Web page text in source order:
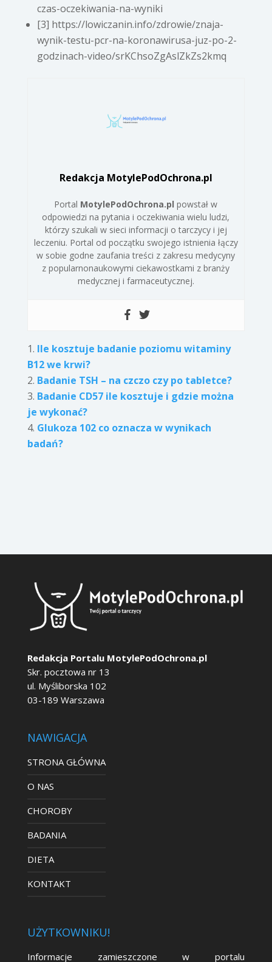
czas-oczekiwania-na-wyniki
[3] https://lowiczanin.info/zdrowie/znaja-
wynik-testu-pcr-na-koronawirusa-juz-po-2-
godzinach-video/srKChsoZgAslZkZs2kmq
Redakcja MotylePodOchrona.pl
Portal MotylePodOchrona.pl powstał w
odpowiedzi na pytania i oczekiwania wielu ludzi,
którzy szukali w sieci informacji o tarczycy i jej
leczeniu. Portal od początku swojego istnienia łączy
w sobie godne zaufania treści z zakresu medycyny
z popularnonaukowymi ciekawostkami z branży
medycznej i farmaceutycznej.
Ile kosztuje badanie poziomu witaminy
B12 we krwi?
Badanie TSH – na czczo czy po tabletce?
Badanie CD57 ile kosztuje i gdzie można
je wykonać?
Glukoza 102 co oznacza w wynikach
badań?
Redakcja Portalu MotylePodOchrona.pl
Skr. pocztowa nr 13
ul. Myśliborska 102
03-189 Warszawa
NAWIGACJA
STRONA GŁÓWNA
O NAS
CHOROBY
BADANIA
DIETA
KONTAKT
UŻYTKOWNIKU!
Informacje zamieszczone w portalu